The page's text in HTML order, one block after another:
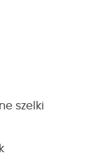
szelki